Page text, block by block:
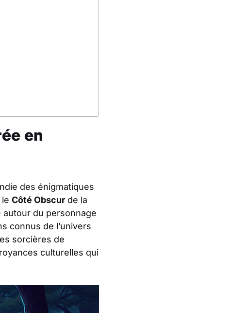
en
des énigmatiques
Côté Obscur de la
autour du personnage
connus de l’univers
sorcières de
culturelles qui